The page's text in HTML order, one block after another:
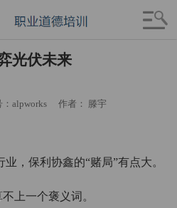
光伏未来
alpworks
作者： 滕宇
，保利协鑫的“赌局”有点大。
上一个褒义词。